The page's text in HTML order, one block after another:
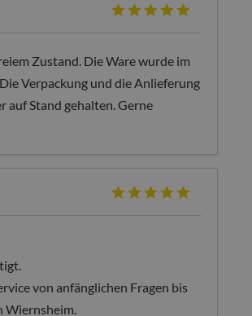
Zustand. Die Ware wurde im
Verpackung und die Anlieferung
auf Stand gehalten. Gerne
von anfänglichen Fragen bis
Wiernsheim.